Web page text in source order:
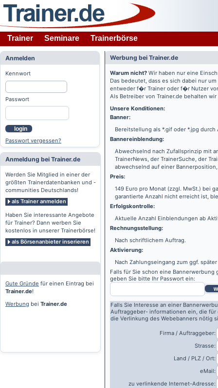
Trainer Seminare Trainerbörse
Anmelden
Kennwort
Passwort
login
Passwort vergessen?
Anmeldung bei Trainer.de
Werden Sie Mitglied in einer der
größten Trainerdatenbanken und -
communities Deutschlands!
als Trainer anmelden
Haben Sie interessante Angebote
für Trainer? Dann werben Sie
kostenlos in unserer Trainerbörse!
als Börsenanbieter inserieren
Gute Gründe für einen Eintrag bei
Trainer.de!
Werbung bei Trainer.de
Werbung bei Trainer.de
Warum nicht? Wir haben nur eine
Das bedeutet, dass es sich dabei nur
entweder f�r Trainer oder f�r Nutzer
Als Betreiber von Trainer.de behalten
Unsere Konditionen:
Banner:
Bereitstellung als *.gif oder *.jpg durch
Bannereinblendung:
Abwechselnd nach Zufallsprinzip mit
TrainerNews, der TrainerSuche, der
abwechselnd auf einer
Preis:
149 Euro pro Monat (zzgl. MwSt.) bei
garantierte Anzahl nicht erreicht ist,
Erfolgskontrolle:
Aktuelle Anzahl Einblendungen ab
Rechnungsstellung:
Nach schriftlichem Auftrag.
Aktivierung:
Nach Zahlungseingang zum ggf.
Falls für Sie schon eine Bannerwerbung
geben Sie bitte Ihr Passwort ein:
Falls Sie Interesse an einer
Auftraggeber- informationen ein, die
die Verlinkung des Webebanners nötig
Firma / Auftraggeber:
Strasse:
Land / PLZ / Ort:
eMail:
zu verlinkende Internet-Adresse: